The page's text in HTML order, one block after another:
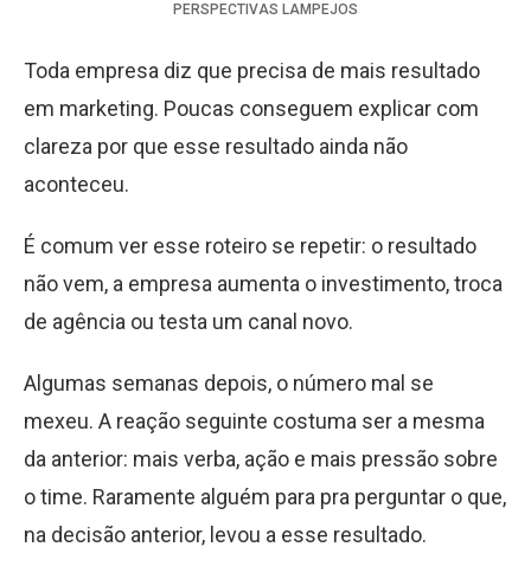
PERSPECTIVAS LAMPEJOS
Toda empresa diz que precisa de mais resultado
em marketing. Poucas conseguem explicar com
clareza por que esse resultado ainda não
aconteceu.
É comum ver esse roteiro se repetir: o resultado
não vem, a empresa aumenta o investimento, troca
de agência ou testa um canal novo.
Algumas semanas depois, o número mal se
mexeu. A reação seguinte costuma ser a mesma
da anterior: mais verba, ação e mais pressão sobre
o time. Raramente alguém para pra perguntar o que,
na decisão anterior, levou a esse resultado.